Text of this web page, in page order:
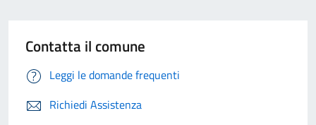
Contatta il comune
Leggi le domande frequenti
Richiedi Assistenza